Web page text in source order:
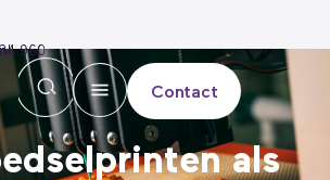
960
Contact
als